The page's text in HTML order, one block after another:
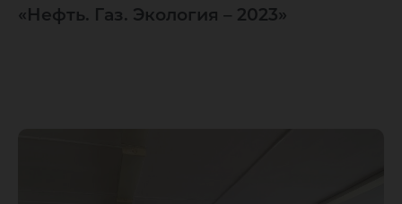
«Нефть. Газ. Экология – 2023»